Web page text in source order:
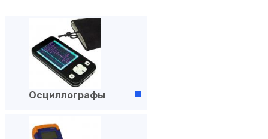
Осциллографы